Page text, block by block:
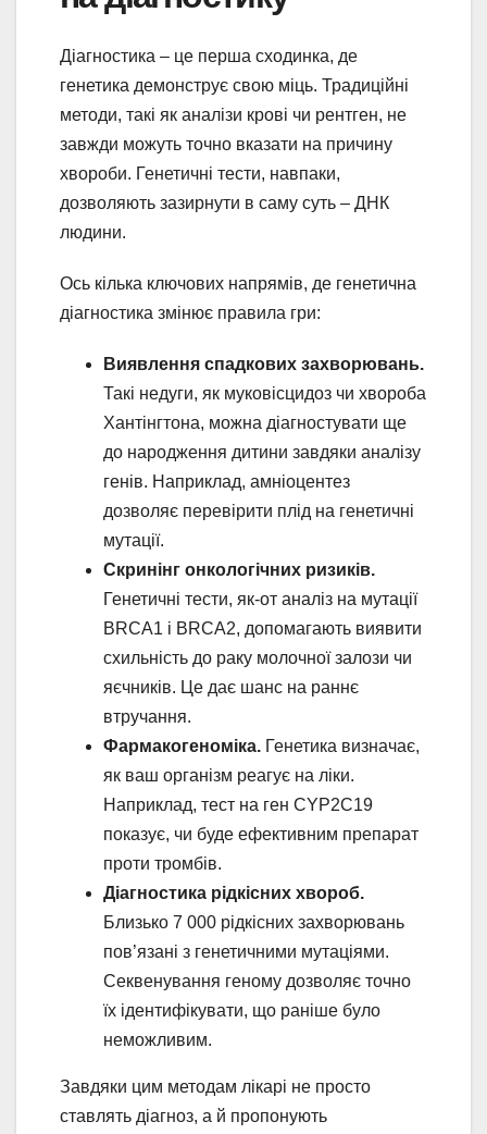
Діагностика – це перша сходинка, де
генетика демонструє свою міць. Традиційні
методи, такі як аналізи крові чи рентген, не
завжди можуть точно вказати на причину
хвороби. Генетичні тести, навпаки,
дозволяють зазирнути в саму суть – ДНК
людини.
Ось кілька ключових напрямів, де генетична
діагностика змінює правила гри:
Виявлення спадкових захворювань.
Такі недуги, як муковісцидоз чи хвороба
Хантінгтона, можна діагностувати ще
до народження дитини завдяки аналізу
генів. Наприклад, амніоцентез
дозволяє перевірити плід на генетичні
мутації.
Скринінг онкологічних ризиків.
Генетичні тести, як-от аналіз на мутації
BRCA1 і BRCA2, допомагають виявити
схильність до раку молочної залози чи
яєчників. Це дає шанс на раннє
втручання.
Фармакогеноміка. Генетика визначає,
як ваш організм реагує на ліки.
Наприклад, тест на ген CYP2C19
показує, чи буде ефективним препарат
проти тромбів.
Діагностика рідкісних хвороб.
Близько 7 000 рідкісних захворювань
пов’язані з генетичними мутаціями.
Секвенування геному дозволяє точно
їх ідентифікувати, що раніше було
неможливим.
Завдяки цим методам лікарі не просто
ставлять діагноз, а й пропонують